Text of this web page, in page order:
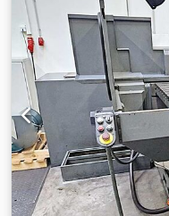
vretena:5.000 okr/min
osovina:
, Ova 5-osna
krevetom proizvedena
Ima impresivan pomak
1210 mm i pomak Z-
robusnu veličinu stola
nosivost stola od 3000
mogućnosti glodanja,
koji imamo na prodaju.
stroj je potpuno nov •
(brza): 25 m/min •